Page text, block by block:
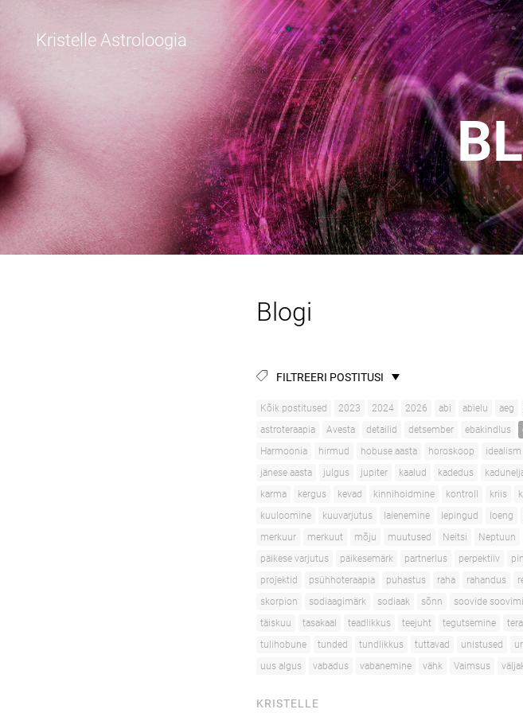
Kristelle Astroloogia
Blogi
FILTREERI POSTITUSI
Kõik postitused 2023 2024 2026 abi abielu aeg
astroteraapia
Avesta detailid detsember ebakindlus
Harmoonia
hirmud hobuse aasta horoskoop idealism
jänese aasta
julgus jupiter kaalud kadedus
karma
kergus kevad kinnihoidmine kontroll kriis
kuuloomine
kuuvarjutus laienemine lepingud loeng
merkuur
merkuut mõju muutused Neitsi Neptuun
päikese varjutus
päikesemärk partnerlus perpektiiv
projektid
psühhoteraapia puhastus raha rahandus
skorpion
sodiaagimärk sodiaak sõnn soovide
täiskuu
tasakaal teadlikkus teejuht tegutsemine
tulihobune
tunded tundlikkus tuttavad unistused
uus algus
vabadus vabanemine vähk Vaimsus
KRISTELLE